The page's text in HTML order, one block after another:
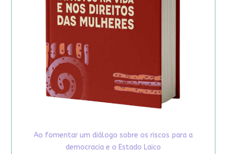
Ao fomentar um diálogo sobre os riscos para a
democracia e o Estado Laico